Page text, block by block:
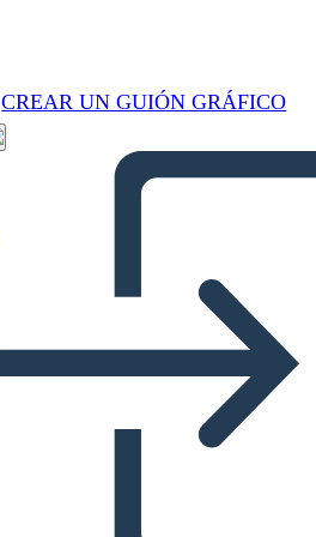
CREAR UN GUIÓN GRÁFICO